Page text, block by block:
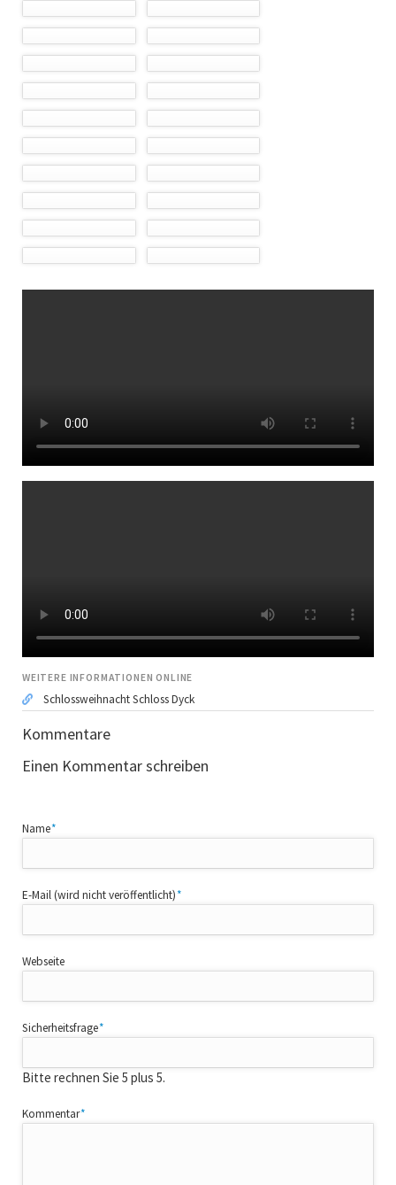
WEITERE INFORMATIONEN ONLINE
Schlossweihnacht Schloss Dyck
Kommentare
Einen Kommentar schreiben
Pflichtfeld
Name*
Pflichtfeld
E-Mail (wird nicht veröffentlicht)*
Webseite
Pflichtfeld
Sicherheitsfrage*
Bitte rechnen Sie 5 plus 5.
Pflichtfeld
Kommentar*